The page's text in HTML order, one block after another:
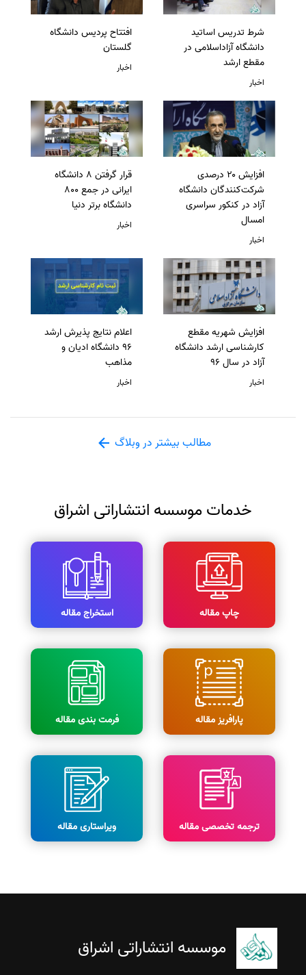
شرط تدریس اساتید
دانشگاه آزاداسلامی در
مقطع ارشد
اخبار
افتتاح پردیس دانشگاه
گلستان
اخبار
افزایش ۲۰ درصدی
شرکت‌کنندگان دانشگاه
آزاد در کنکور سراسری
امسال
اخبار
قرار گرفتن 8 دانشگاه
ایرانی در جمع 800
دانشگاه برتر دنیا
اخبار
افزایش شهریه مقطع
کارشناسی ارشد دانشگاه
آزاد در سال 96
اخبار
اعلام نتایج پذیرش ارشد
96 دانشگاه ادیان و
مذاهب
اخبار
مطالب بیشتر در وبلاگ
خدمات موسسه انتشاراتی اشراق
چاپ مقاله استخراج مقاله
پارافریز مقاله فرمت بندی مقاله
ترجمه تخصصی مقاله ویراستاری مقاله
موسسه انتشاراتی اشراق